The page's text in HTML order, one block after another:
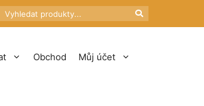
Obchod Můj účet